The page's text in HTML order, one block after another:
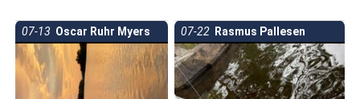
07-13 Oscar Ruhr Myers 07-22 Rasmus Pallesen